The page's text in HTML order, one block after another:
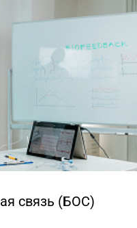
связь (БОС)